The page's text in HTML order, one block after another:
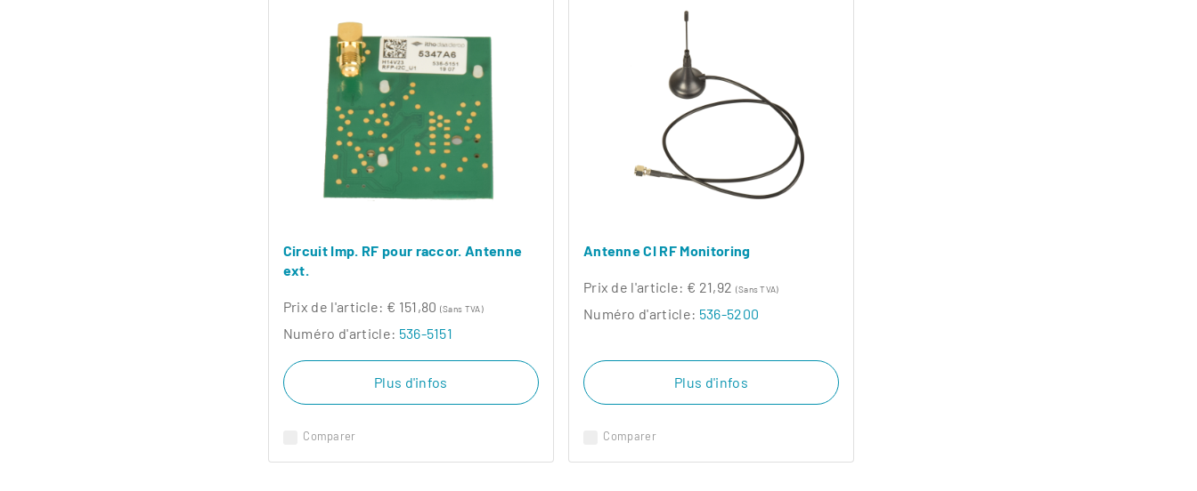
Comparer
Circuit Imp. RF pour raccor. Antenne
ext.
Prix ​​de l'article: € 151,80 (Sans TVA)
Numéro d'article: 536-5151
Plus d'infos
Comparer
Antenne CI RF Monitoring
Prix ​​de l'article: € 21,92 (Sans TVA)
Numéro d'article: 536-5200
Plus d'infos